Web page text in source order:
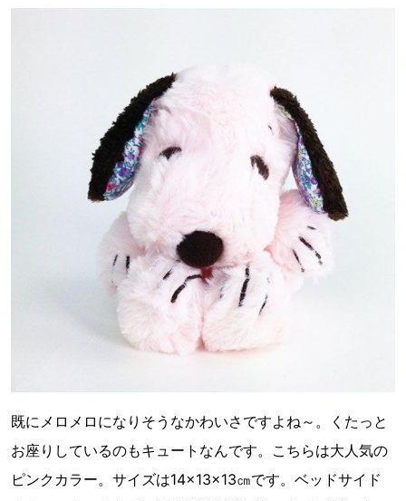
既にメロメロになりそうなかわいさですよね～。くたっと
お座りしているのもキュートなんです。こちらは大人気の
ピンクカラー。サイズは14×13×13㎝です。ベッドサイド